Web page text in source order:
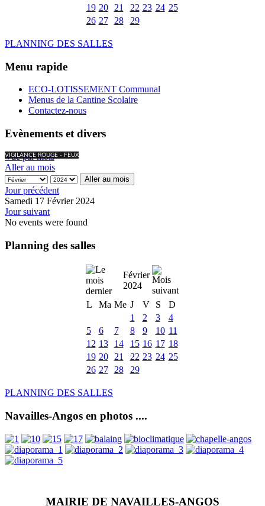
19 20 21 22 23 24 25
26 27 28 29
PLANNING DES SALLES
Menu rapide
ECO-LOTISSEMENT Communal
Menus de la Cantine Scolaire
Contactez-nous
Evènements et divers
VIGILANCE ROUGE - FEUX
Vue par mois
Aller au mois
Aller au mois
Jour précédent
Samedi 17 Février 2024
Jour suivant
No events were found
Planning des salles
Février
2024
L
Ma Me J V S
D
1
2 3
4
5
6 7 8 9 10 11
12 13 14 15 16 17 18
19 20 21 22 23 24 25
26 27 28 29
PLANNING DES SALLES
Navailles-Angos en photos ....
MAIRIE DE NAVAILLES-ANGOS